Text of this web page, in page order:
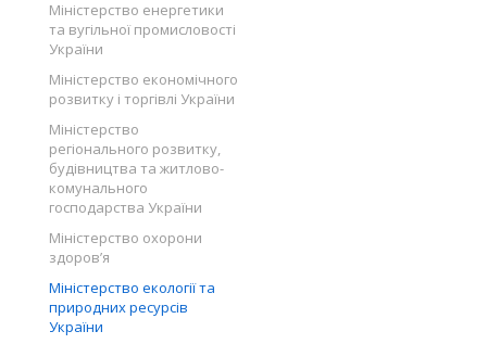
Міністерство енергетики
та вугільної промисловості
України
Міністерство економічного
розвитку і торгівлі України
Міністерство
регіонального розвитку,
будівництва та житлово-
комунального
господарства України
Міністерство охорони
здоров’я
Міністерство екології та
природних ресурсів
України